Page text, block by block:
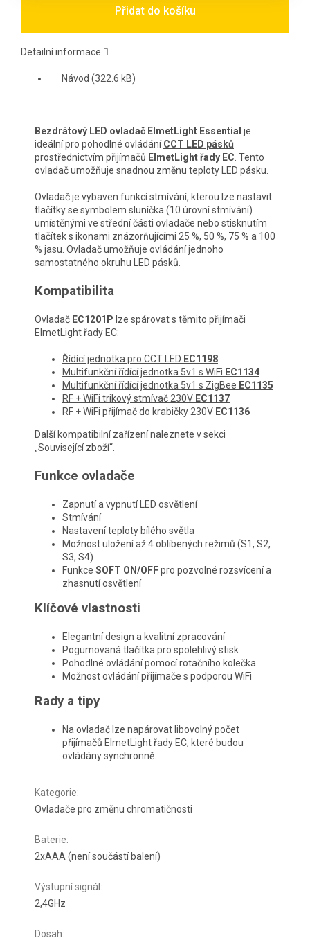
Přidat do košíku
Detailní informace
Návod (322.6 kB)
Bezdrátový LED ovladač ElmetLight Essential je
ideální pro pohodlné ovládáníCCT LED pásků
prostřednictvím přijímačů ElmetLight řady EC . Tento
ovladač umožňuje snadnou změnu teploty LED pásku.
Ovladač je vybaven funkcí stmívání, kterou lze nastavit
tlačítky se symbolem sluníčka (10 úrovní stmívání)
umístěnými ve střední části ovladače nebo stisknutím
tlačítek s ikonami znázorňujícími 25 %, 50 %, 75 % a 100
% jasu. Ovladač umožňuje ovládání jednoho
samostatného okruhu LED pásků.
Kompatibilita
Ovladač EC1201P lze spárovat s těmito přijímači
ElmetLight řady EC:
Řídící jednotka pro CCT LED EC1198
Multifunkční řídící jednotka 5v1 s WiFi EC1134
Multifunkční řídící jednotka 5v1 s ZigBee EC1135
RF + WiFi trikový stmívač 230V EC1137
RF + WiFi přijímač do krabičky 230V EC1136
Další kompatibilní zařízení naleznete v sekci
„Související zboží“.
Funkce ovladače
Zapnutí a vypnutí LED osvětlení
Stmívání
Nastavení teploty bílého světla
Možnost uložení až 4 oblíbených režimů (S1, S2,
S3, S4)
Funkce SOFT ON/OFFpro pozvolné rozsvícení a
zhasnutí osvětlení
Klíčové vlastnosti
Elegantní design a kvalitní zpracování
Pogumovaná tlačítka pro spolehlivý stisk
Pohodlné ovládání pomocí rotačního kolečka
Možnost ovládání přijímače s podporou WiFi
Rady a tipy
Na ovladač lze napárovat libovolný počet
přijímačů ElmetLight řady EC, které budou
ovládány synchronně.
Kategorie:
Ovladače pro změnu chromatičnosti
Baterie:
2xAAA (není součástí balení)
Výstupní signál :
2,4GHz
Dosah: